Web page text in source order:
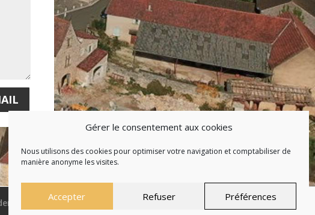
Gérer le consentement aux cookies
Nous utilisons des cookies pour optimiser votre navigation et comptabiliser de
manière anonyme les visites.
Accepter Refuser Préférences